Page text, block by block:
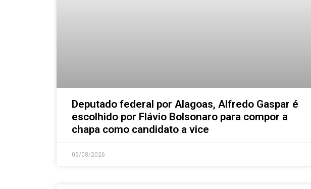
Deputado federal por Alagoas, Alfredo Gaspar é
escolhido por Flávio Bolsonaro para compor a
chapa como candidato a vice
05/08/2026